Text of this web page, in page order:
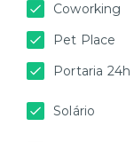
Coworking
Pet Place
Portaria 24h
Solário